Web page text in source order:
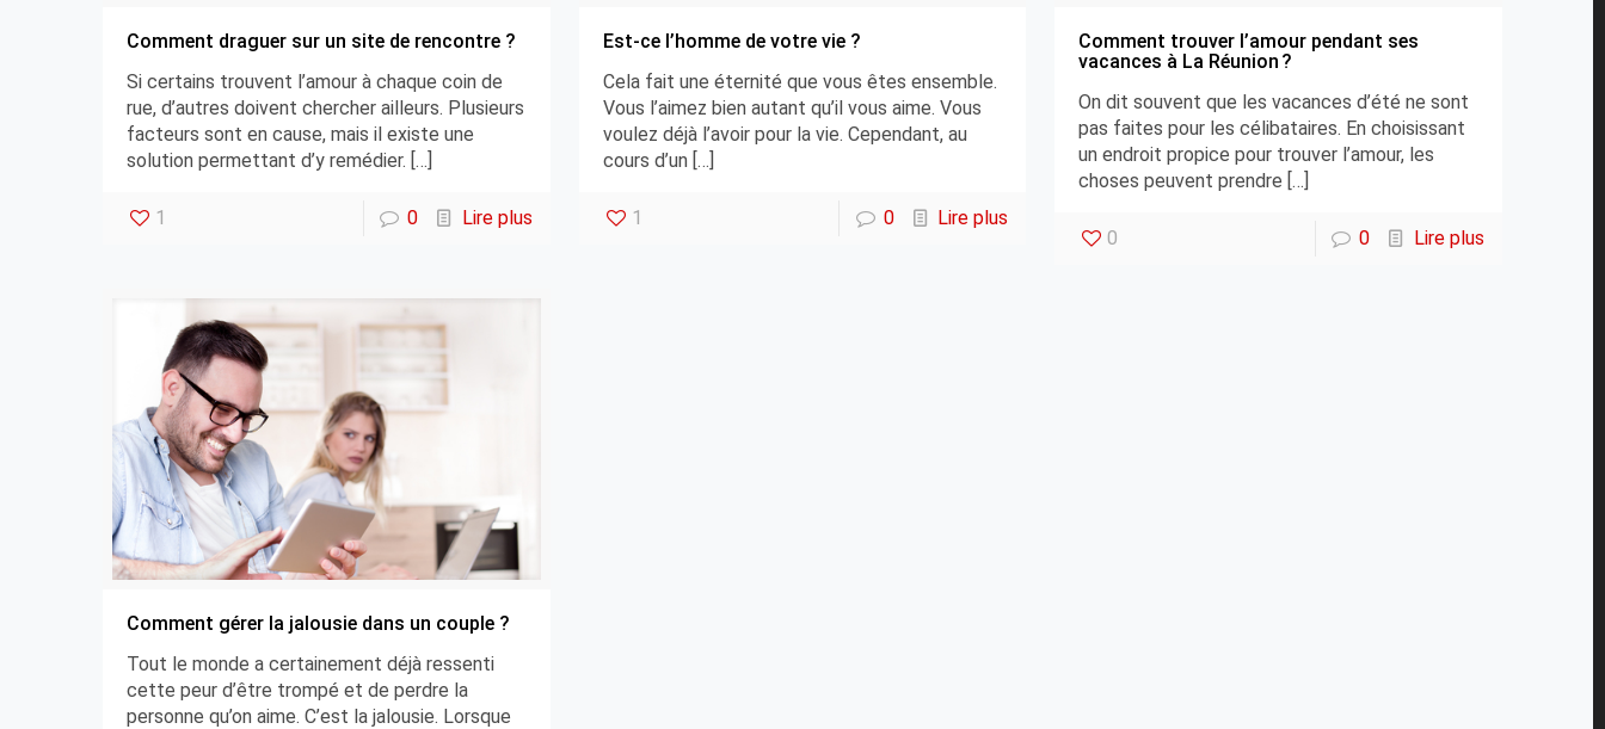
Comment draguer sur un site de rencontre ?
Si certains trouvent l’amour à chaque coin de
rue, d’autres doivent chercher ailleurs. Plusieurs
facteurs sont en cause, mais il existe une
solution permettant d’y remédier. […]
1 0 Lire plus
Est-ce l’homme de votre vie ?
Cela fait une éternité que vous êtes ensemble.
Vous l’aimez bien autant qu’il vous aime. Vous
voulez déjà l’avoir pour la vie. Cependant, au
cours d’un […]
1 0 Lire plus
Comment trouver l’amour pendant ses
vacances à La Réunion ?
On dit souvent que les vacances d’été ne sont
pas faites pour les célibataires. En choisissant
un endroit propice pour trouver l’amour, les
choses peuvent prendre […]
0 0 Lire plus
Comment gérer la jalousie dans un couple ?
Tout le monde a certainement déjà ressenti
cette peur d’être trompé et de perdre la
personne qu’on aime. C’est la jalousie. Lorsque